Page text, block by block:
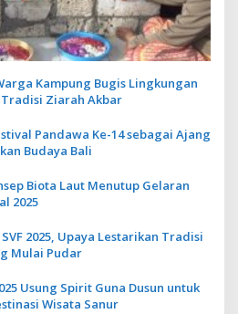
Kampung Bugis Lingkungan
Ziarah Akbar
Pandawa Ke-14 sebagai Ajang
Budaya Bali
Biota Laut Menutup Gelaran
2025
2025, Upaya Lestarikan Tradisi
Mulai Pudar
Usung Spirit Guna Dusun untuk
Wisata Sanur